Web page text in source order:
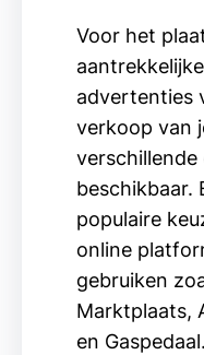
Voor het
aantrekkelijke
advertenties
verkoop van
verschillende
beschikbaar.
populaire
online
gebruiken
Marktplaats,
en